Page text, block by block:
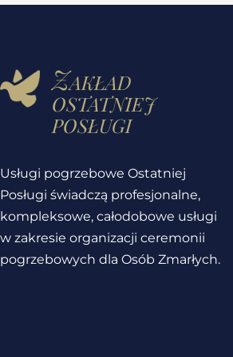
Zakład
ostatniej
posługi
Usługi pogrzebowe Ostatniej
Posługi świadczą profesjonalne,
kompleksowe, całodobowe usługi
w zakresie organizacji ceremonii
pogrzebowych dla Osób Zmarłych.